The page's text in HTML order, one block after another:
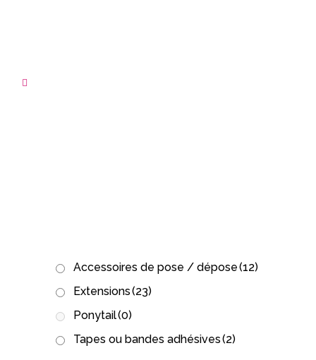
Accessoires de pose / dépose(12)
Extensions(23)
Ponytail(0)
Tapes ou bandes adhésives(2)